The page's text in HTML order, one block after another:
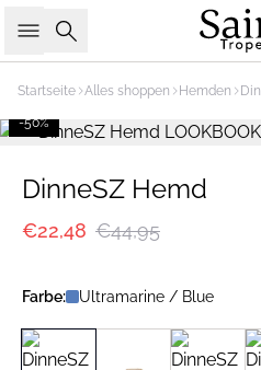
Suche
Startseite Alles shoppen Hemden
-50%
DinneSZ Hemd
€22,48 €44,95
Farbe: Ultramarine / Blue